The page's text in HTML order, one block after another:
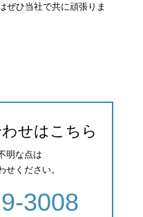
ぜひ当社で共に頑張りま
せはこちら
明な点は
せください。
3008